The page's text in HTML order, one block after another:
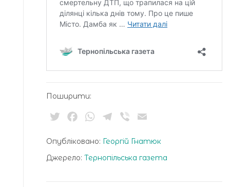
Поширити:
TwitterFacebookWhatsApp
Telegram
Viber
Опубліковано: Георгій Гнатюк
Джерело: Тернопільська газета